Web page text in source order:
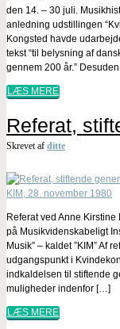
den 14. – 30 juli.
anledning udstillingen
Kongsted havde
tekst “til belysning af
gennem 200 år.”
LÆS MERE
Referat,
Skrevet af ditte
Referat ved Anne
på Musikvidenskabeligt
Musik” – kaldet ”KIM” Af
udgangspunkt i
indkaldelsen til stiftende
muligheder indenfor […]
LÆS MERE